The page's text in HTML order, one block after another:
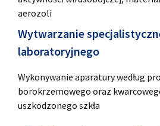
aerozoli
Wytwarzanie
laboratoryjnego
Wykonywanie aparatury według
borokrzemowego oraz
uszkodzonego szkła